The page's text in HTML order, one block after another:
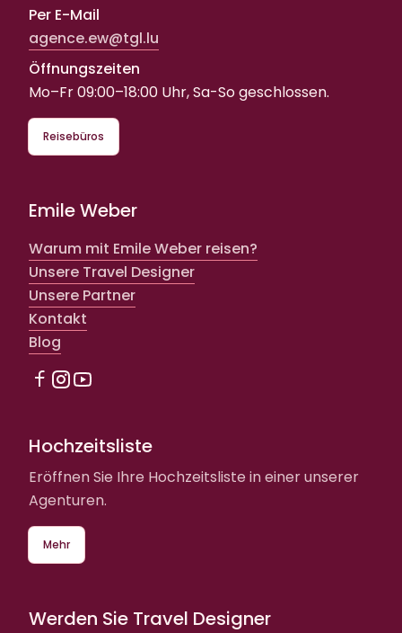
Per E-Mail
agence.ew@tgl.lu
Öffnungszeiten
Mo–Fr 09:00–18:00 Uhr, Sa-So geschlossen.
Reisebüros
Emile Weber
Warum mit Emile Weber reisen?
Unsere Travel Designer
Unsere Partner
Kontakt
Blog
Hochzeitsliste
Eröffnen Sie Ihre Hochzeitsliste in einer unserer
Agenturen.
Mehr
Werden Sie Travel Designer